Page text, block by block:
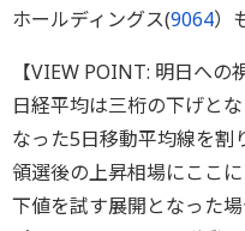
ホールディングス(9064）
【VIEW POINT: 明日への
日経平均は三桁の下げと
なった5日移動平均線を割
領選後の上昇相場にここ
下値を試す展開となった